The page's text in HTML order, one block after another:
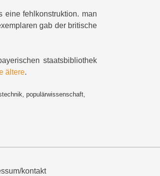
eine fehlkonstruktion. man
gab der britische
staatsbibliothek
ältere.
, populärwissenschaft,
kontakt